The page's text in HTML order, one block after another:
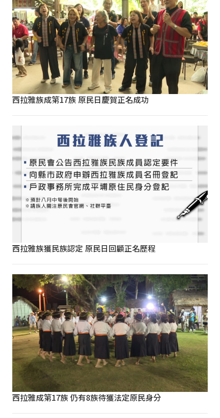
西拉雅族成第17族 原民日慶賀正名成功
西拉雅族獲民族認定 原民日回顧正名歷程
西拉雅成第17族 仍有8族待獲法定原民身分